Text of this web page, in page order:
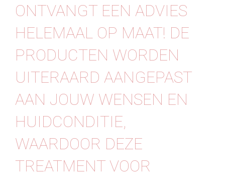
ONTVANGT EEN ADVIES
HELEMAAL OP MAAT! DE
PRODUCTEN WORDEN
UITERAARD AANGEPAST
AAN JOUW WENSEN EN
HUIDCONDITIE,
WAARDOOR DEZE
TREATMENT VOOR